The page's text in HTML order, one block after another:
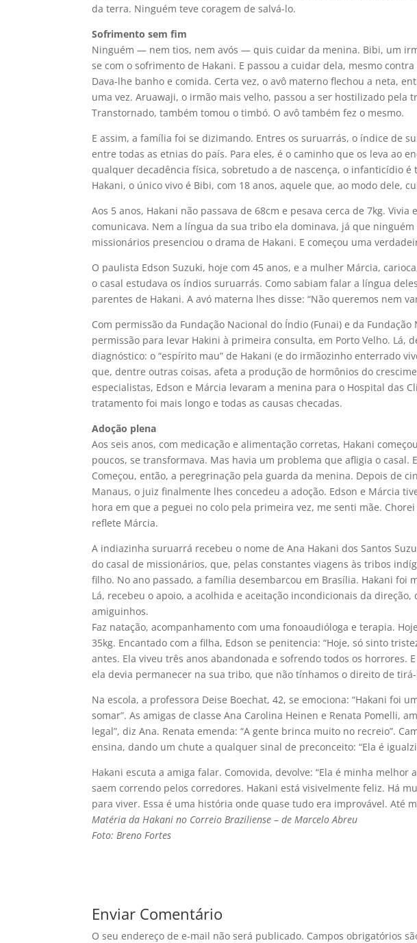
da terra. Ninguém teve coragem de salvá-lo.
Sofrimento sem fim
Ninguém — nem tios, nem avós — quis cuidar da menina. Bibi, um
se com o sofrimento de Hakani. E passou a cuidar dela, mesmo
Dava-lhe banho e comida. Certa vez, o avô materno flechou a neta,
uma vez. Aruawaji, o irmão mais velho, passou a ser hostilizado pela
Transtornado, também tomou o timbó. O avô também fez o mesmo.
E assim, a família foi se dizimando. Entres os suruarrás, o índice de
entre todas as etnias do país. Para eles, é o caminho que os leva ao
qualquer decadência física, sobretudo a de nascença, o infanticídio
Hakani, o único vivo é Bibi, com 18 anos, aquele que, ao modo dele,
Aos 5 anos, Hakani não passava de 68cm e pesava cerca de 7kg.
comunicava. Nem a língua da sua tribo ela dominava, já que ninguém
missionários presenciou o drama de Hakani. E começou uma
O paulista Edson Suzuki, hoje com 45 anos, e a mulher Márcia,
o casal estudava os índios suruarrás. Como sabiam falar a língua
parentes de Hakani. A avó materna lhes disse: “Não queremos nem
Com permissão da Fundação Nacional do Índio (Funai) e da Fundação
permissão para levar Hakini à primeira consulta, em Porto Velho. Lá,
diagnóstico: o “espírito mau” de Hakani (e do irmãozinho enterrado
que, dentre outras coisas, afeta a produção de hormônios do
especialistas, Edson e Márcia levaram a menina para o Hospital das
tratamento foi mais longo e todas as causas checadas.
Adoção plena
Aos seis anos, com medicação e alimentação corretas, Hakani
poucos, se transformava. Mas havia um problema que afligia o
Começou, então, a peregrinação pela guarda da menina. Depois de
Manaus, o juiz finalmente lhes concedeu a adoção. Edson e Márcia
hora em que a peguei no colo pela primeira vez, me senti mãe.
reflete Márcia.
A indiazinha suruarrá recebeu o nome de Ana Hakani dos Santos
do casal de missionários, que, pelas constantes viagens às tribos
filho. No ano passado, a família desembarcou em Brasília. Hakani foi
Lá, recebeu o apoio, a acolhida e aceitação incondicionais da
amiguinhos.
Faz natação, acompanhamento com uma fonoaudióloga e terapia.
35kg. Encantado com a filha, Edson se penitencia: “Hoje, só sinto
antes. Ela viveu três anos abandonada e sofrendo todos os horrores.
ela devia permanecer na sua tribo, que não tínhamos o direito de tirá-
Na escola, a professora Deise Boechat, 42, se emociona: “Hakani foi
somar”. As amigas de classe Ana Carolina Heinen e Renata Pomelli,
legal”, diz Ana. Renata emenda: “A gente brinca muito no recreio”.
ensina, dando um chute a qualquer sinal de preconceito: “Ela é
Hakani escuta a amiga falar. Comovida, devolve: “Ela é minha melhor
saem correndo pelos corredores. Hakani está visivelmente feliz. Há
para viver. Essa é uma história onde quase tudo era improvável. Até
Matéria da Hakani no Correio Braziliense –de Marcelo Abreu
Foto: Breno Fortes
Enviar Comentário
O seu endereço de e-mail não será publicado. Campos obrigatórios